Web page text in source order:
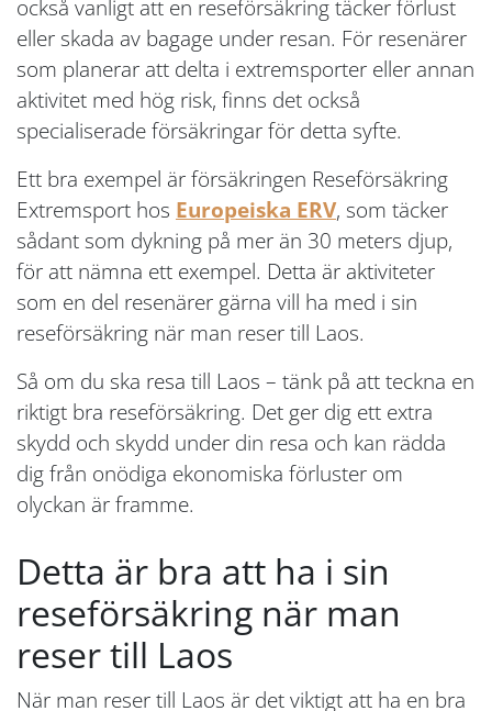
också vanligt att en reseförsäkring täcker förlust
eller skada av bagage under resan. För resenärer
som planerar att delta i extremsporter eller annan
aktivitet med hög risk, finns det också
specialiserade försäkringar för detta syfte.
Ett bra exempel är försäkringen Reseförsäkring
Extremsport hos Europeiska ERV, som täcker
sådant som dykning på mer än 30 meters djup,
för att nämna ett exempel. Detta är aktiviteter
som en del resenärer gärna vill ha med i sin
reseförsäkring när man reser till Laos.
Så om du ska resa till Laos – tänk på att teckna en
riktigt bra reseförsäkring. Det ger dig ett extra
skydd och skydd under din resa och kan rädda
dig från onödiga ekonomiska förluster om
olyckan är framme.
Detta är bra att ha i sin
reseförsäkring när man
reser till Laos
När man reser till Laos är det viktigt att ha en bra